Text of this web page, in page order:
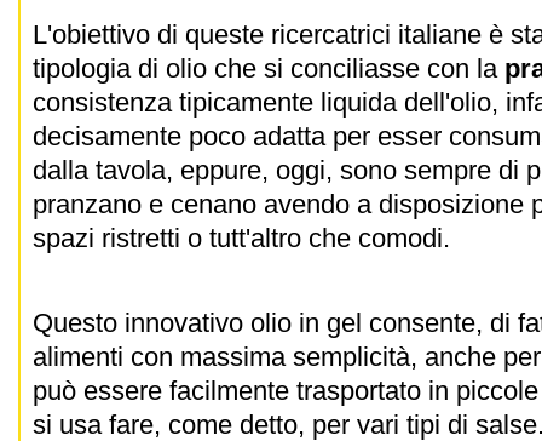
L'obiettivo di queste ricercatrici italiane è
tipologia di olio che si conciliasse con la
consistenza tipicamente liquida dell'olio,
decisamente poco adatta per esser
dalla tavola, eppure, oggi, sono sempre di
pranzano e cenano avendo a disposizione
spazi ristretti o tutt'altro che comodi.
Questo innovativo olio in gel consente, di
alimenti con massima semplicità, anche
può essere facilmente trasportato in
si usa fare, come detto, per vari tipi di